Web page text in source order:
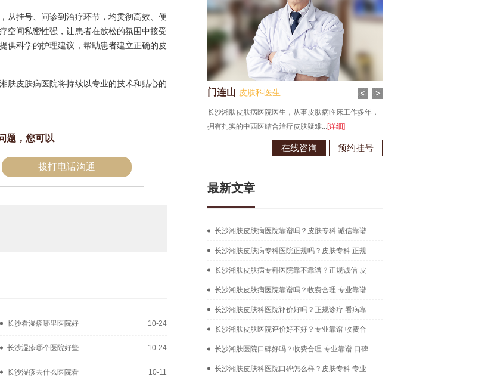
从挂号、问诊到治疗环节，均贯彻高效、便
空间私密性强，让患者在放松的氛围中接受
供科学的护理建议，帮助患者建立正确的皮
肤皮肤病医院将持续以专业的技术和贴心的
题，您可以
拨打电话沟通
长沙看湿疹哪里医院好 10-24
长沙湿疹哪个医院好些 10-24
长沙湿疹去什么医院看 10-11
张谦 皮肤科医生
毕业于江西南昌大学，从事皮肤病临床诊疗工作多年，
现为长沙湘肤皮肤病医院医生...[详细]
在线咨询 预约挂号
最新文章
长沙湘肤皮肤病医院靠谱吗？皮肤专科 诚信靠谱
长沙湘肤皮肤病专科医院正规吗？皮肤专科 正规
长沙湘肤皮肤病专科医院靠不靠谱？正规诚信 皮
长沙湘肤皮肤病医院靠谱吗？收费合理 专业靠谱
长沙湘肤皮肤科医院评价好吗？正规诊疗 看病靠
长沙湘肤皮肤医院评价好不好？专业靠谱 收费合
长沙湘肤医院口碑好吗？收费合理 专业靠谱 口碑
长沙湘肤皮肤科医院口碑怎么样？皮肤专科 专业